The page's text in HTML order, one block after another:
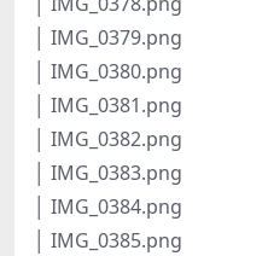
│ IMG_0379.png
│ IMG_0380.png
│ IMG_0381.png
│ IMG_0382.png
│ IMG_0383.png
│ IMG_0384.png
│ IMG_0385.png